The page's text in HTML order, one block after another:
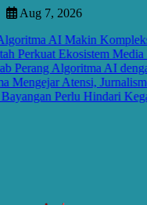
Skip
content
Aug 7, 2026
AI Makin Kompleks,
Ekosistem Media
Algoritma AI dengan
Atensi, Jurnalisme
Perlu Hindari